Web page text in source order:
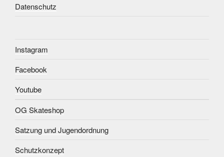
Datenschutz
Instagram
Facebook
Youtube
OG Skateshop
Satzung und Jugendordnung
Schutzkonzept